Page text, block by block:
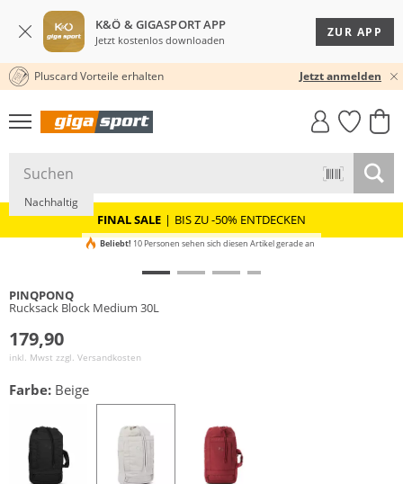
K&Ö & GIGASPORT APP
Jetzt kostenlos downloaden
ZUR APP
30 TAGE RÜCKGABERECHT
Pluscard Vorteile erhalten Jetzt anmelden
GIGASTYLE
FAHRRAD­
MUST-HAVE
FINAL SALE | BIS ZU -50% ENTDECKEN
Nachhaltig
Beliebt! 10 Personen sehen sich diesen Artikel gerade an
PINQPONQ
Rucksack Block Medium 30L
179,90
inkl. Mwst zzgl. Versandkosten
Farbe: Beige